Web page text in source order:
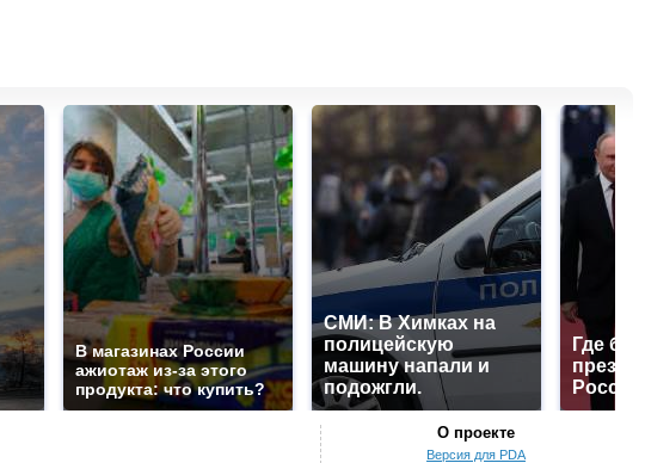
В магазинах России
ажиотаж из-за этого
продукта: что купить?
СМИ: В Химках на
полицейскую
машину напали и
подожгли.
Где
О проекте
Версия для PDA